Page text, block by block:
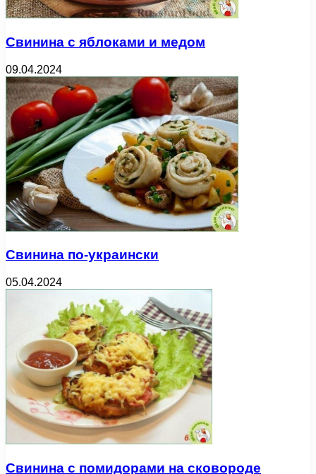
Свинина с яблоками и медом
09.04.2024
Свинина по-украински
05.04.2024
Свинина с помидорами на сковороде